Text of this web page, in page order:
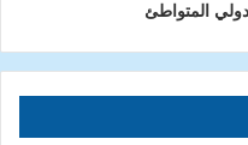
المتواطئ